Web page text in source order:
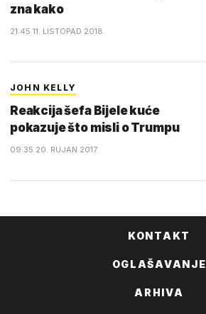
zna kako
21:45 11. LISTOPAD 2018.
JOHN KELLY
Reakcija šefa Bijele kuće
pokazuje što misli o Trumpu
09:35 20. RUJAN 2017.
KONTAKT
OGLAŠAVANJE
ARHIVA